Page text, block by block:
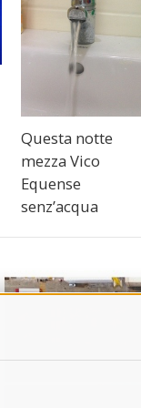
Questa notte
mezza Vico
Equense
senz’acqua